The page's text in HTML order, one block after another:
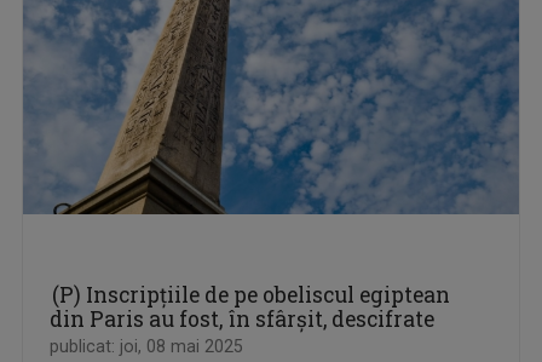
(P) Inscripțiile de pe obeliscul egiptean
din Paris au fost, în sfârșit, descifrate
publicat: joi, 08 mai 2025